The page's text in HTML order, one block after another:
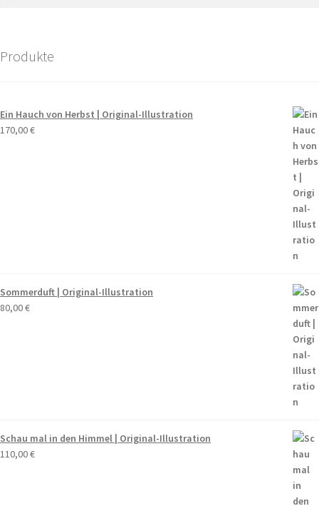
Produkte
Ein Hauch von Herbst | Original-Illustration
170,00€
Sommerduft | Original-Illustration
80,00€
Schau mal in den Himmel | Original-Illustration
110,00€